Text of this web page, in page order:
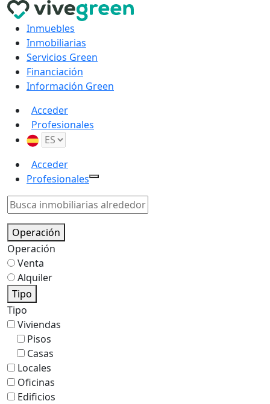
Inmuebles
Inmobiliarias
Servicios Green
Financiación
Información Green
Acceder
Profesionales
Acceder
Profesionales
Operación
Operación
Venta
Alquiler
Tipo
Tipo
Viviendas
Pisos
Casas
Locales
Oficinas
Edificios